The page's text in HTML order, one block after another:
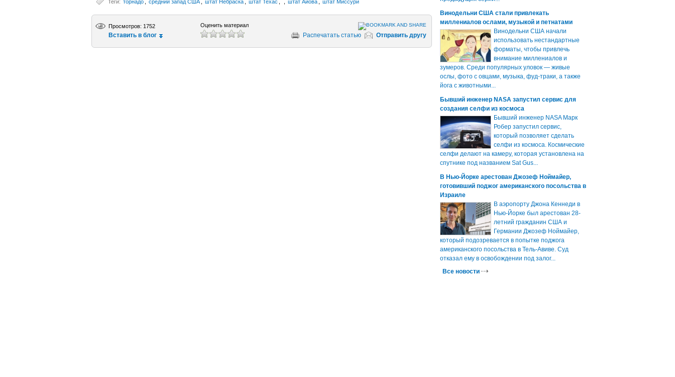
Теги: торнадо средний запад США штат Небраска штат Техас штат Айова штат Миссури
Просмотров: 1752
Вставить в блог
Оценить материал
Распечатать статью Отправить другу
Винодельни США стали привлекать
миллениалов ослами, музыкой и петнатами
Винодельни США начали
использовать нестандартные
форматы, чтобы привлечь
внимание миллениалов и
зумеров. Среди популярных уловок — живые
ослы, фото с овцами, музыка, фуд-траки, а также
йога с животными...
Бывший инженер NASA запустил сервис для
создания селфи из космоса
Бывший инженер NASA Марк
Робер запустил сервис,
который позволяет сделать
селфи из космоса. Космические
селфи делают на камеру, которая установлена на
спутнике под названием Sat Gus...
В Нью-Йорке арестован Джозеф Ноймайер,
готовивший поджог американского посольства в
Израиле
В аэропорту Джона Кеннеди в
Нью-Йорке был арестован 28-
летний гражданин США и
Германии Джозеф Ноймайер,
который подозревается в попытке поджога
американского посольства в Тель-Авиве. Суд
отказал ему в освобождении под залог...
Все новости